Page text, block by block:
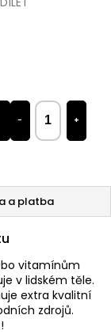
+
−
a platba
vitamínům
v lidském těle.
extra kvalitní
zdrojů.